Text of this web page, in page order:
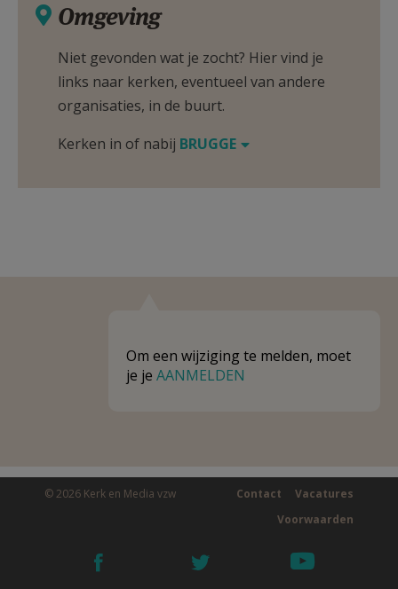
Omgeving
Niet gevonden wat je zocht? Hier vind je
links naar kerken, eventueel van andere
organisaties, in de buurt.
Kerken in of nabij BRUGGE
Om een wijziging te melden, moet
je je AANMELDEN
© 2026 Kerk en Media vzw Vacatures
Contact
Voorwaarden